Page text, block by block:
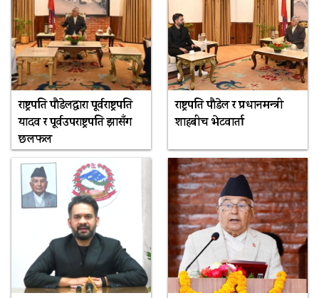
राष्ट्रपति पौडेलद्वारा पूर्वराष्ट्रपति
यादव र पूर्वउपराष्ट्रपति झासँग
छलफल
राष्ट्रपति पौडेल र प्रधानमन्त्री
शाहबीच भेटवार्ता